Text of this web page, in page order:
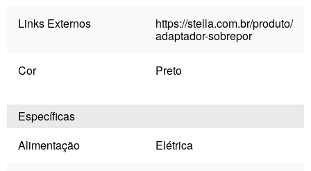
Links Externos https://stella.com.br/produto/
adaptador-sobrepor
Cor Preto
Específicas
Alimentação
Elétrica